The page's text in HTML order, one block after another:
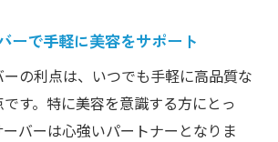
ーで手軽に美容をサポート
の利点は、いつでも手軽に高品質な
す。特に美容を意識する方にとっ
バーは心強いパートナーとなりま